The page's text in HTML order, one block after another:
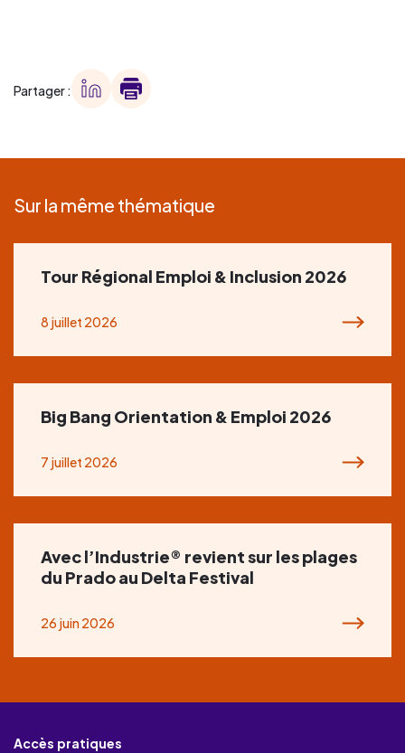
Partager :
Sur la même thématique
Tour Régional Emploi & Inclusion 2026
8 juillet 2026
Big Bang Orientation & Emploi 2026
7 juillet 2026
Avec l’Industrie® revient sur les plages
du Prado au Delta Festival
26 juin 2026
Accès pratiques